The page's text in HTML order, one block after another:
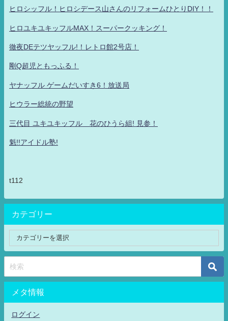
ヒロシッフル！ヒロシデース山さんのリフォームひとりDIY！！
ヒロユキユキッフルMAX！スーパークッキング！
徹夜DEテツヤッフル!！レトロ館2号店！
剛Q超児ともっふる！
ヤナッフル ゲームだいすき6！放送局
ヒウラー総統の野望
三代目 ユキユキッフル 花のひうら組! 見参！
魁!!アイドル塾!
t112
カテゴリー
メタ情報
ログイン